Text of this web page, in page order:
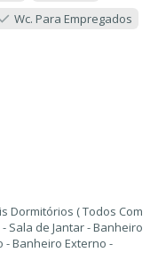
Wc. Para Empregados
Dormitórios ( Todos Com
Sala de Jantar - Banheiro
- Banheiro Externo -